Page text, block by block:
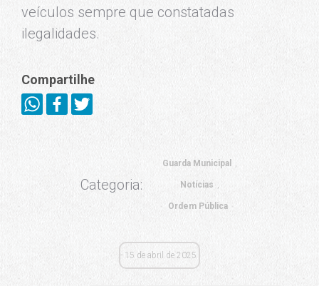
veículos sempre que constatadas
ilegalidades.
Compartilhe
Categoria:
Guarda Municipal
Notícias
Ordem Pública
15 de abril de 2025